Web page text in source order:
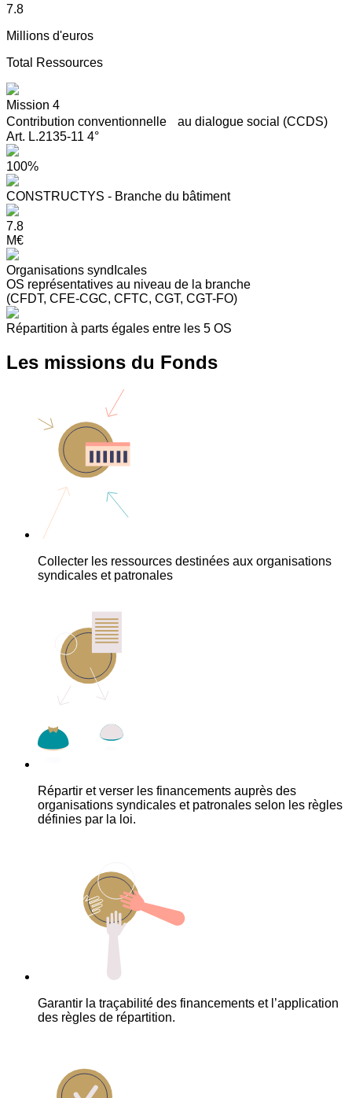
7.8
Millions d'euros
Total Ressources
Mission 4
Contribution conventionnelle au dialogue social (CCDS)
Art. L.2135-11 4°
100%
CONSTRUCTYS - Branche du bâtiment
7.8
M€
Organisations syndIcales
OS représentatives au niveau de la branche
(CFDT, CFE-CGC, CFTC, CGT, CGT-FO)
Répartition à parts égales entre les 5 OS
Les missions du Fonds
Collecter les ressources destinées aux organisations
syndicales et patronales
Répartir et verser les financements auprès des
organisations syndicales et patronales selon les règles
définies par la loi.
Garantir la traçabilité des financements et l’application
des règles de répartition.